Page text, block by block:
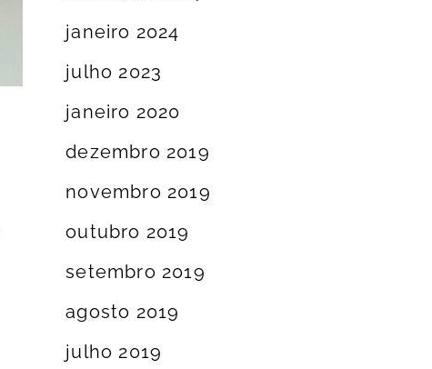
janeiro 2024
julho 2023
janeiro 2020
dezembro 2019
novembro 2019
outubro 2019
setembro 2019
agosto 2019
julho 2019